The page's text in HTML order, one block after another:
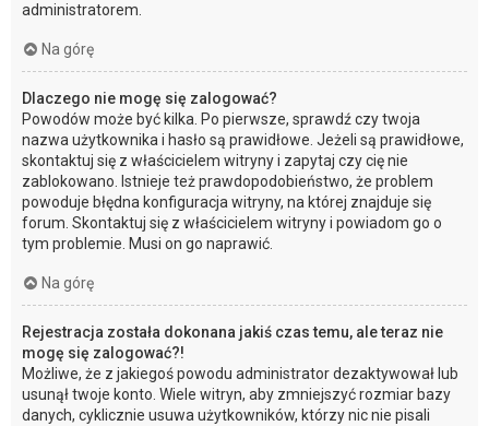
administratorem.
Na górę
Dlaczego nie mogę się zalogować?
Powodów może być kilka. Po pierwsze, sprawdź czy twoja
nazwa użytkownika i hasło są prawidłowe. Jeżeli są prawidłowe,
skontaktuj się z właścicielem witryny i zapytaj czy cię nie
zablokowano. Istnieje też prawdopodobieństwo, że problem
powoduje błędna konfiguracja witryny, na której znajduje się
forum. Skontaktuj się z właścicielem witryny i powiadom go o
tym problemie. Musi on go naprawić.
Na górę
Rejestracja została dokonana jakiś czas temu, ale teraz nie
mogę się zalogować?!
Możliwe, że z jakiegoś powodu administrator dezaktywował lub
usunął twoje konto. Wiele witryn, aby zmniejszyć rozmiar bazy
danych, cyklicznie usuwa użytkowników, którzy nic nie pisali